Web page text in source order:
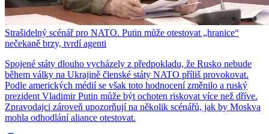
Strašidelný scénář pro NATO. Putin může otestovat „hranice“
nečekaně brzy, tvrdí agenti
Spojené státy dlouho vycházely z předpokladu, že Rusko nebude
během války na Ukrajině členské státy NATO příliš provokovat.
Podle amerických médií se však toto hodnocení změnilo a ruský
prezident Vladimir Putin může být ochoten riskovat více než dříve.
Zpravodajci zároveň upozorňují na několik scénářů, jak by Moskva
mohla odhodlání aliance otestovat.